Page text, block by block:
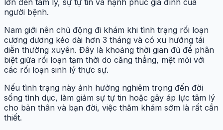
lớn đến tâm lý, sự tự tin và hạnh phúc gia đình của
người bệnh.
Nam giới nên chủ động đi khám khi tình trạng rối loạn
cương dương kéo dài hơn 3 tháng và có xu hướng tái
diễn thường xuyên. Đây là khoảng thời gian đủ để phân
biệt giữa rối loạn tạm thời do căng thẳng, mệt mỏi với
các rối loạn sinh lý thực sự.
Nếu tình trạng này ảnh hưởng nghiêm trọng đến đời
sống tình dục, làm giảm sự tự tin hoặc gây áp lực tâm lý
cho bản thân và bạn đời, việc thăm khám sớm là rất cần
thiết.